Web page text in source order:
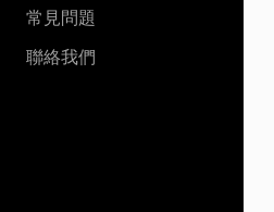
常見問題
聯絡我們